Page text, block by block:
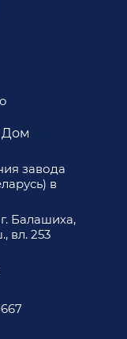
Дом
завода
в
Балашиха,
вл. 253